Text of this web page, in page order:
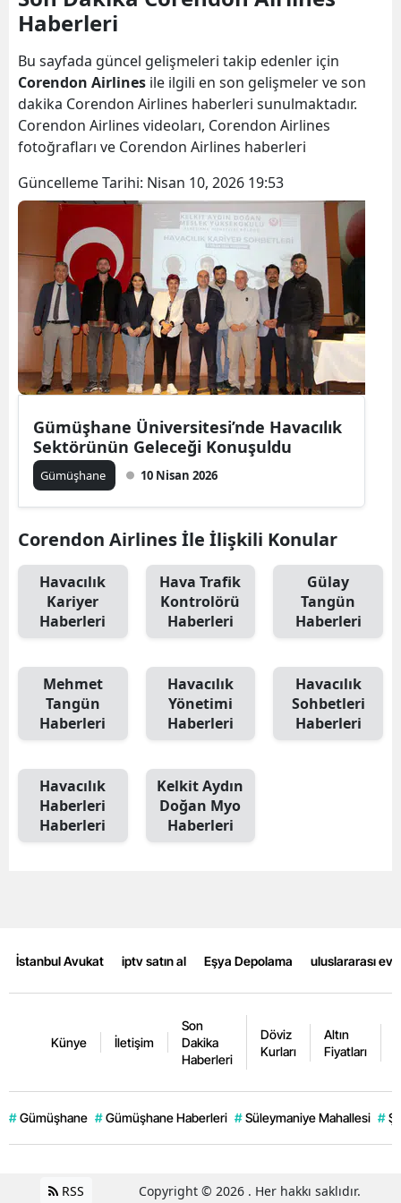
Bingöl
Bitlis
Bolu
Bursa
Çanakkale
Çankırı
Çorum
Denizli
Diyarbakır
Edirne
Elazığ
Erzurum
Eskişehir
Gaziantep
Giresun
Gümüşhane
Hakkari
Isparta
Mersin
Kastamonu
Kırklareli
Kocaeli
Kütahya
Haberleri
Bu sayfada güncel gelişmeleri takip edenler için
Corendon Airlines ile ilgili en son gelişmeler ve son
dakika Corendon Airlines haberleri sunulmaktadır.
Corendon Airlines videoları, Corendon Airlines
fotoğrafları ve Corendon Airlines haberleri
Güncelleme Tarihi: Nisan 10, 2026 19:53
Gümüşhane Üniversitesi’nde Havacılık
Sektörünün Geleceği Konuşuldu
Gümüşhane 10 Nisan 2026
Corendon Airlines İle İlişkili Konular
Havacılık
Kariyer
Haberleri
Hava Trafik
Kontrolörü
Haberleri
Gülay
Tangün
Haberleri
Mehmet
Tangün
Haberleri
Havacılık
Yönetimi
Haberleri
Havacılık
Sohbetleri
Haberleri
Havacılık
Haberleri
Haberleri
Kelkit Aydın
Doğan Myo
Haberleri
İstanbul Avukat iptv satın al Eşya Depolama uluslararası
Künye İletişim
Son
Dakika
Haberleri
Döviz
Kurları
Altın
Fiyatları
# Gümüşhane # Gümüşhane Haberleri # Süleymaniye Mahallesi #
RSS Copyright © 2026 . Her hakkı saklıdır.